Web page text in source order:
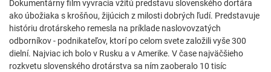
Dokumentárny film vyvracia vžitú predstavu slovenského dortára
ako úbožiaka s krošňou, žijúcich z milosti dobrých ľudí. Predstavuje
históriu drotárskeho remesla na príklade naslovovzatých
odborníkov - podnikateľov, ktorí po celom svete založili vyše 300
dielní. Najviac ich bolo v Rusku a v Amerike. V čase najväčšieho
rozkvetu slovenského drotárstva sa ním zaoberalo 10 tisíc